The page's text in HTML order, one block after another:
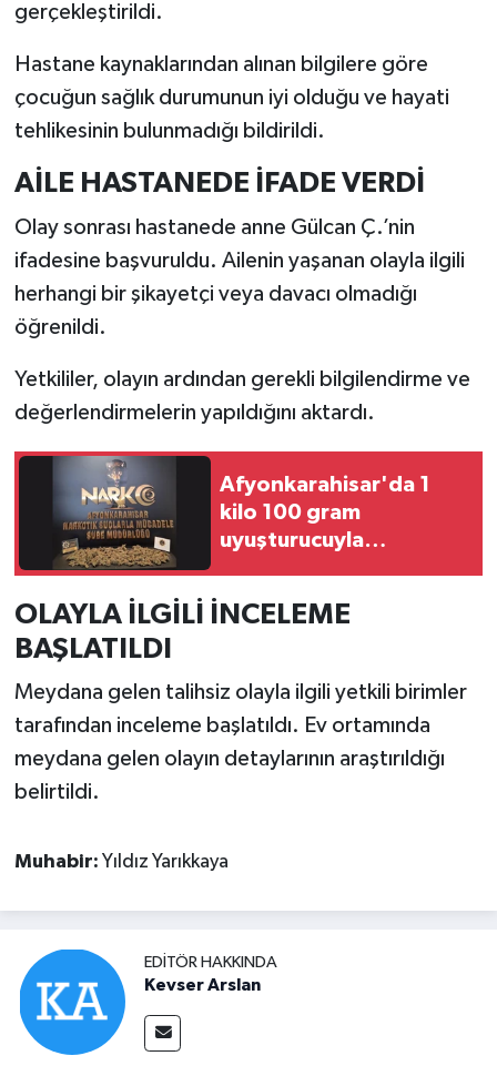
gerçekleştirildi.
Hastane kaynaklarından alınan bilgilere göre
çocuğun sağlık durumunun iyi olduğu ve hayati
tehlikesinin bulunmadığı bildirildi.
AİLE HASTANEDE İFADE VERDİ
Olay sonrası hastanede anne Gülcan Ç.’nin
ifadesine başvuruldu. Ailenin yaşanan olayla ilgili
herhangi bir şikayetçi veya davacı olmadığı
öğrenildi.
Yetkililer, olayın ardından gerekli bilgilendirme ve
değerlendirmelerin yapıldığını aktardı.
Afyonkarahisar'da 1
kilo 100 gram
uyuşturucuyla
OLAYLA İLGİLİ İNCELEME
BAŞLATILDI
Meydana gelen talihsiz olayla ilgili yetkili birimler
tarafından inceleme başlatıldı. Ev ortamında
meydana gelen olayın detaylarının araştırıldığı
belirtildi.
Muhabir: Yıldız Yarıkkaya
EDITÖR HAKKINDA
Kevser Arslan